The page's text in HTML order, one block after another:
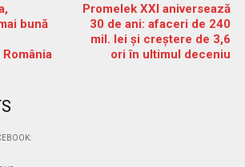
bună
Promelek XXI aniversează
30 de ani: afaceri de 240
mil. lei și creștere de 3,6
ori în ultimul deceniu